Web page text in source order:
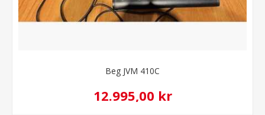
Beg JVM 410C
12.995,00 kr